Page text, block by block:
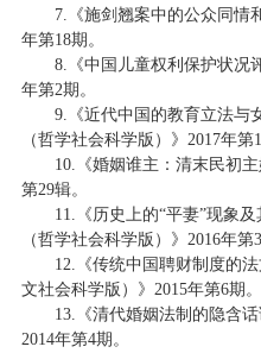
7.《施剑翘案中的公众同情
年第18期。
8.《中国儿童权利保护状况
年第2期。
9.《近代中国的教育立法与
（哲学社会科学版）》2017年第1
10.《婚姻谁主：清末民初
第29辑。
11.《历史上的“平妻”现象
（哲学社会科学版）》2016年第3
12.《传统中国聘财制度的
文社会科学版）》2015年第6期。
13.《清代婚姻法制的隐含
2014年第4期。